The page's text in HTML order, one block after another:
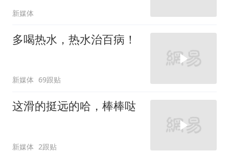
新媒体
多喝热水，热水治百病！
新媒体 69跟贴
这滑的挺远的哈，棒棒哒
新媒体 2跟贴